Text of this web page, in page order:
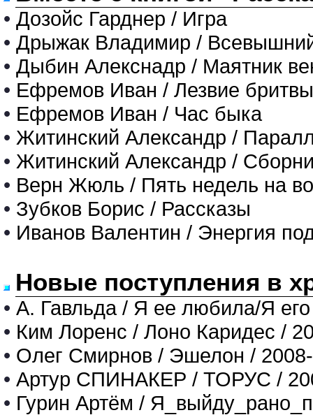
• Дозойс Гарднер / Игра
• Дрыжак Владимир /
• Дыбин Алекснадр / Маятник
• Ефремов Иван / Лезвие бритвы
• Ефремов Иван / Час быка
• Житинский Александр /
• Житинский Александр /
• Верн Жюль / Пять недель на
• Зубков Борис / Рассказы
• Иванов Валентин / Энергия
Новые поступления в
• А. Гавльда / Я ее любила/Я
• Ким Лоренс / Лоно Каридес /
• Олег Смирнов / Эшелон /
• Артур СПИНАКЕР / ТОРУС /
• Гурин Артём /